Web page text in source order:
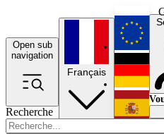
Open sub
navigation
Recherche
Français